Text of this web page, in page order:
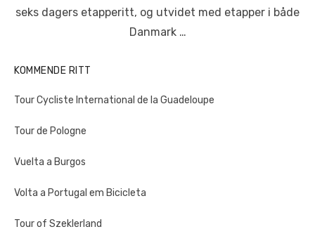
seks dagers etapperitt, og utvidet med etapper i både
Danmark …
KOMMENDE RITT
Tour Cycliste International de la Guadeloupe
Tour de Pologne
Vuelta a Burgos
Volta a Portugal em Bicicleta
Tour of Szeklerland